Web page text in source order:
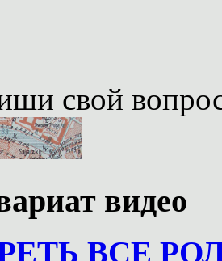
свой
видео
ВСЕ